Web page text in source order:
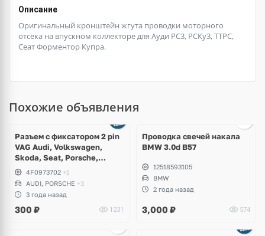
Описание
Оригинальный кронштейн жгута проводки моторного
отсека на впускном коллекторе для Ауди РС3, РСКу3, ТТРС,
Сеат Форментор Купра.
Похожие объявления
Разъем с фиксатором 2 pin
VAG Audi, Volkswagen,
Skoda, Seat, Porsche,
Bentley, Lamborghini
4F0973702 +1
AUDI, PORSCHE +3
3 года назад
300 ₽ 1231
Проводка свечей накала
BMW 3.0d B57
12518593105
BMW
2 года назад
3,000 ₽ 574